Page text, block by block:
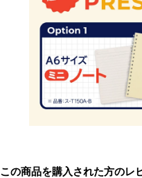
この商品を購入された方のレ